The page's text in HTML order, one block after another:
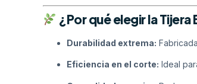
¿Por qué elegir la Tijera
Durabilidad extrema:
Eficiencia en el corte: Ideal